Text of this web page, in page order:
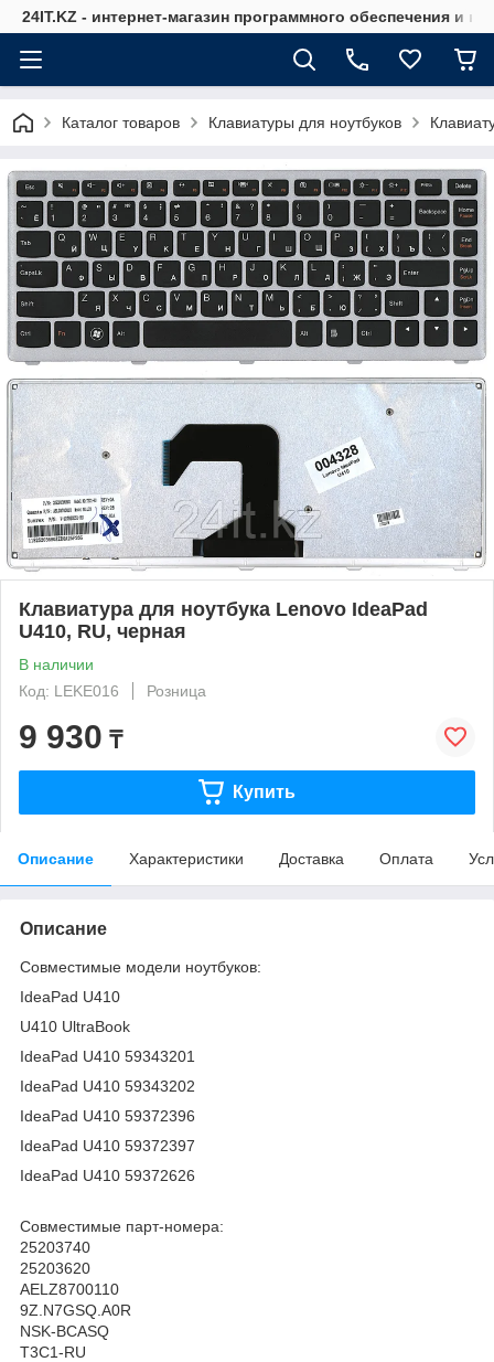
24IT.KZ - интернет-магазин программного обеспечения и
Каталог товаров Клавиатуры для ноутбуков
Клавиатура для ноутбука Lenovo IdeaPad
U410, RU, черная
В наличии
Код: LEKE016
Розница
9 930 ₸
Купить
Описание Характеристики Доставка Оплата
Описание
Совместимые модели ноутбуков:
IdeaPad U410
U410 UltraBook
IdeaPad U410 59343201
IdeaPad U410 59343202
IdeaPad U410 59372396
IdeaPad U410 59372397
IdeaPad U410 59372626
Совместимые парт-номера:
25203740
25203620
AELZ8700110
9Z.N7GSQ.A0R
NSK-BCASQ
T3C1-RU